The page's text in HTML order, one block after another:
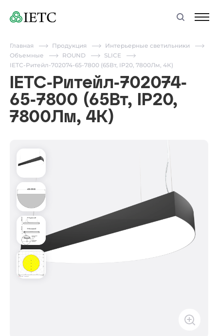
Главная Продукция
Интерьерные светильники
Объемные
ROUND
SLICE
IETC-Ритейл-702074-65-7800 (65Вт, IP20, 7800Лм, 4К)
IETC-Ритейл-702074-
65-7800 (65Вт, IP20,
7800Лм, 4К)